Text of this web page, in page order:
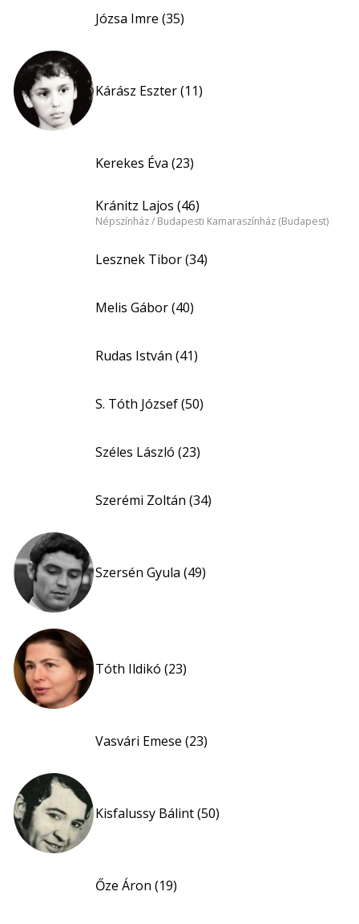
Józsa Imre (35)
Kárász Eszter (11)
Kerekes Éva (23)
Kránitz Lajos (46)
Népszínház / Budapesti Kamaraszínház (Budapest)
Lesznek Tibor (34)
Melis Gábor (40)
Rudas István (41)
S. Tóth József (50)
Széles László (23)
Szerémi Zoltán (34)
Szersén Gyula (49)
Tóth Ildikó (23)
Vasvári Emese (23)
Kisfalussy Bálint (50)
Őze Áron (19)